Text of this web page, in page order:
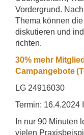
Vordergrund.
Thema können
diskutieren und
richten.
30% mehr
Campangebote
LG 24916030
Termin: 16.4.2024
In nur 90 Minuten
vielen